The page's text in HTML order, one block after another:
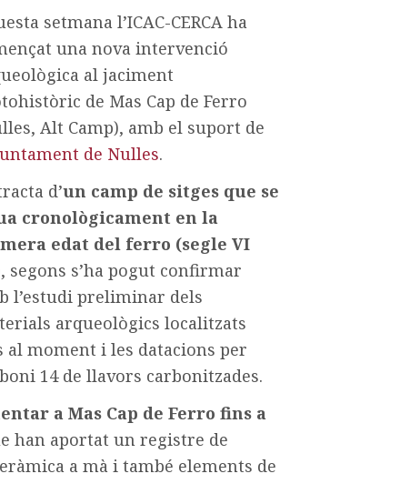
setmana l’ICAC-CERCA ha
una nova intervenció
al jaciment
de Mas Cap de Ferro
Alt Camp), amb el suport de
de Nulles.
d’un camp de sitges que se
cronològicament en la
edat del ferro (segle VI
, segons s’ha pogut confirmar
l’estudi preliminar dels
arqueològics localitzats
al moment i les datacions per
14 de llavors carbonitzades.
a Mas Cap de Ferro fins a
han aportat un registre de
a mà i també elements de